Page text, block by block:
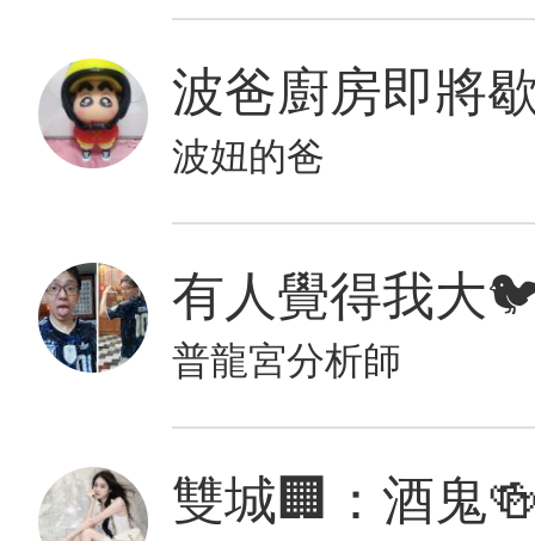
波妞的爸
普龍宮分析師
雙城🏢：酒鬼